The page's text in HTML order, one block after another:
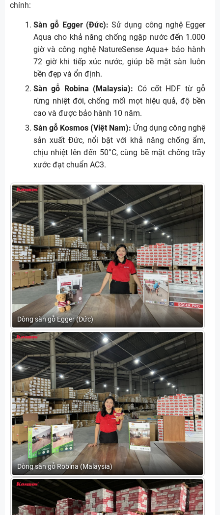
chính:
Sàn gỗ Egger (Đức): Sử dụng công nghệ Egger
Aqua cho khả năng chống ngập nước đến 1.000
giờ và công nghệ NatureSense Aqua+ bảo hành
72 giờ khi tiếp xúc nước, giúp bề mặt sàn luôn
bền đẹp và ổn định.
Sàn gỗ Robina (Malaysia): Có cốt HDF từ gỗ
rừng nhiệt đới, chống mối mọt hiệu quả, độ bền
cao và được bảo hành 10 năm.
Sàn gỗ Kosmos (Việt Nam): Ứng dụng công nghệ
sản xuất Đức, nổi bật với khả năng chống ẩm,
chịu nhiệt lên đến 50°C, cùng bề mặt chống trầy
xước đạt chuẩn AC3.
Dòng sàn gỗ Egger (Đức)
Dòng sàn gỗ Robina (Malaysia)